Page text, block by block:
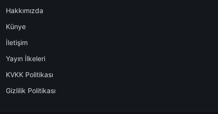
Hakkımızda
Künye
İletişim
Yayın İlkeleri
KVKK Politikası
Gizlilik Politikası